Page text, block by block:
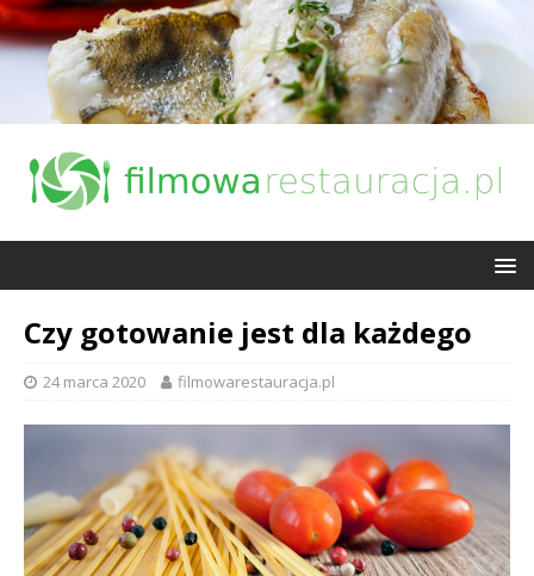
Czy gotowanie jest dla każdego
24 marca 2020 filmowarestauracja.pl